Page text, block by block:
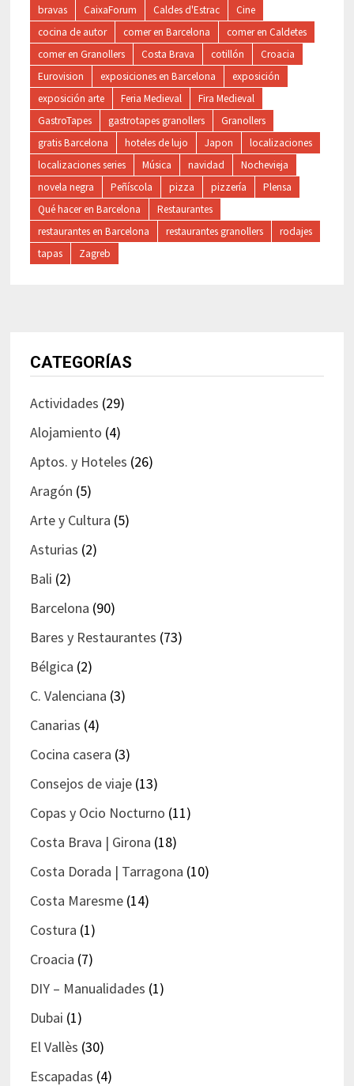
bravas CaixaForum Caldes d'Estrac
Cine
cocina de autor
comer en Barcelona
comer en Caldetes
comer en Granollers
Costa Brava cotillón
Croacia
Eurovision
exposiciones en Barcelona
exposición
exposición arte
Feria Medieval
Fira Medieval
GastroTapes
gastrotapes granollers
Granollers
gratis Barcelona
hoteles de lujo Japon
localizaciones
localizaciones series
Música navidad
Nochevieja
novela negra
Peñíscola pizza pizzería
Plensa
Qué hacer en Barcelona
Restaurantes
restaurantes en Barcelona
restaurantes granollers
rodajes
tapas
Zagreb
CATEGORÍAS
Actividades (29)
Alojamiento (4)
Aptos. y Hoteles (26)
Aragón (5)
Arte y Cultura (5)
Asturias (2)
Bali (2)
Barcelona (90)
Bares y Restaurantes (73)
Bélgica (2)
C. Valenciana (3)
Canarias (4)
Cocina casera (3)
Consejos de viaje(13)
Copas y Ocio Nocturno (11)
Costa Brava | Girona (18)
Costa Dorada | Tarragona (10)
Costa Maresme(14)
Costura (1)
Croacia (7)
DIY – Manualidades (1)
Dubai (1)
El Vallès (30)
Escapadas (4)